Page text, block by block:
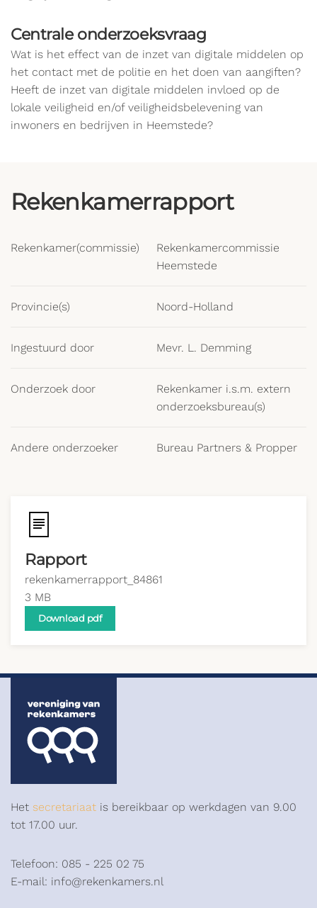
Centrale onderzoeksvraag
Wat is het effect van de inzet van digitale middelen op
het contact met de politie en het doen van aangiften?
Heeft de inzet van digitale middelen invloed op de
lokale veiligheid en/of veiligheidsbelevening van
inwoners en bedrijven in Heemstede?
Rekenkamerrapport
Rekenkamer(commissie)
Rekenkamercommissie
Heemstede
Provincie(s) Noord-Holland
Ingestuurd door Mevr. L. Demming
Onderzoek door
Rekenkamer i.s.m. extern
onderzoeksbureau(s)
Andere onderzoeker Bureau Partners & Propper
Rapport
rekenkamerrapport_84861
3 MB
Download pdf
Het secretariaat is bereikbaar op werkdagen van 9.00
tot 17.00 uur.
Telefoon: 085 - 225 02 75
E-mail: info@rekenkamers.nl